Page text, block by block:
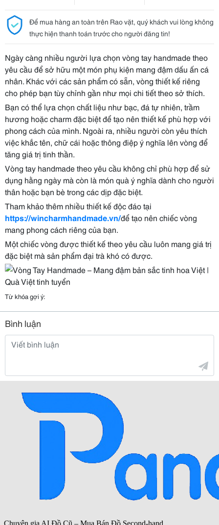
Để mua hàng an toàn trên Rao vặt, quý khách vui lòng không
thực hiện thanh toán trước cho người đăng tin!
Ngày càng nhiều người lựa chọn vòng tay handmade theo
yêu cầu để sở hữu một món phụ kiện mang đậm dấu ấn cá
nhân. Khác với các sản phẩm có sẵn, vòng thiết kế riêng
cho phép bạn tùy chỉnh gần như mọi chi tiết theo sở thích.
Bạn có thể lựa chọn chất liệu như bạc, đá tự nhiên, trầm
hương hoặc charm đặc biệt để tạo nên thiết kế phù hợp với
phong cách của mình. Ngoài ra, nhiều người còn yêu thích
việc khắc tên, chữ cái hoặc thông điệp ý nghĩa lên vòng để
tăng giá trị tinh thần.
Vòng tay handmade theo yêu cầu không chỉ phù hợp để sử
dụng hằng ngày mà còn là món quà ý nghĩa dành cho người
thân hoặc bạn bè trong các dịp đặc biệt.
Tham khảo thêm nhiều thiết kế độc đáo tại
https://wincharmhandmade.vn/để tạo nên chiếc vòng
mang phong cách riêng của bạn.
Một chiếc vòng được thiết kế theo yêu cầu luôn mang giá trị
đặc biệt mà sản phẩm đại trà khó có được.
Từ khóa gợi ý:
Bình luận